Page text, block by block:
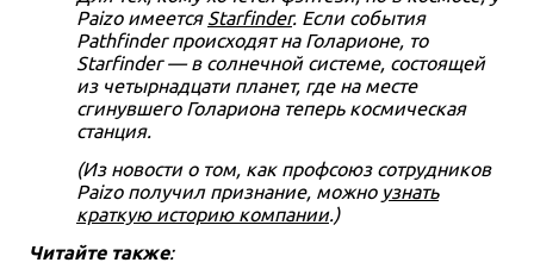
Paizo имеется Starfinder. Если события
Pathfinder происходят на Голарионе, то
Starfinder — в солнечной системе, состоящей
из четырнадцати планет, где на месте
сгинувшего Голариона теперь космическая
станция.
(Из новости о том, как профсоюз сотрудников
Paizo получил признание, можно узнать
краткую историю компании.)
Читайте также: